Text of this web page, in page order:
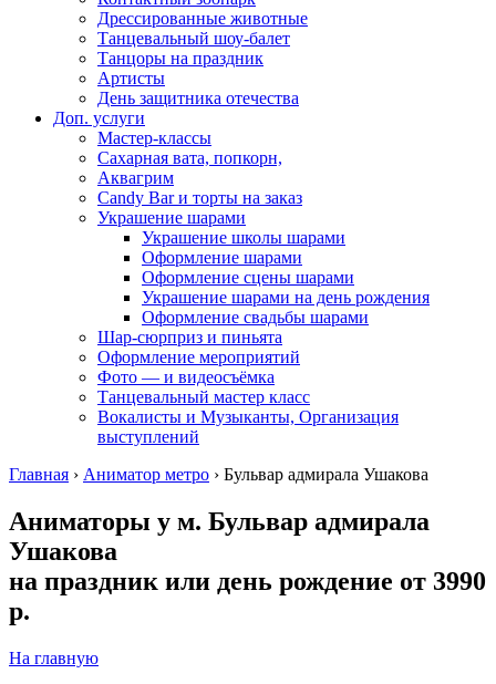
Дрессированные животные
Танцевальный шоу-балет
Танцоры на праздник
Артисты
День защитника отечества
Доп. услуги
Мастер-классы
Сахарная вата, попкорн,
Аквагрим
Candy Bar и торты на заказ
Украшение шарами
Украшение школы шарами
Оформление шарами
Оформление сцены шарами
Украшение шарами на день рождения
Оформление свадьбы шарами
Шар-сюрприз и пиньята
Оформление мероприятий
Фото — и видеосъёмка
Танцевальный мастер класс
Вокалисты и Музыканты, Организация
выступлений
Главная › Аниматор метро › Бульвар адмирала Ушакова
Аниматоры у м. Бульвар адмирала
Ушакова
на праздник или день рождение от 3990
р.
На главную